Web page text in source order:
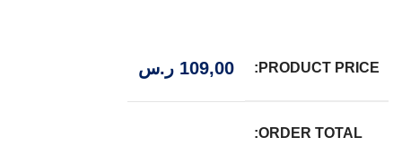
PRODUCT PRICE:
109,00 ر.س
ORDER TOTAL: